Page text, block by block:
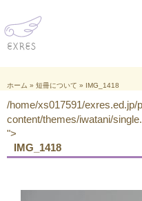
ホーム » 短冊について » IMG_1418
/home/xs017591/exres.ed.jp/
content/themes/iwatani/
">
IMG_1418